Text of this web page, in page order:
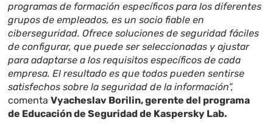
programas de formación específicos para los diferentes
grupos de empleados, es un socio fiable en
ciberseguridad. Ofrece soluciones de seguridad fáciles
de configurar, que puede ser seleccionadas y ajustar
para adaptarse a los requisitos específicos de cada
empresa. El resultado es que todos pueden sentirse
satisfechos sobre la seguridad de la información”,
comentaVyacheslav Borilin, gerente del programa
de Educación de Seguridad de Kaspersky Lab.